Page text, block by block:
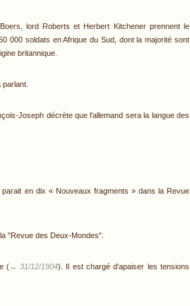
lord Roberts et Herbert Kitchener prennent le
000 soldats en Afrique du Sud, dont la majorité sont
britannique.
Joseph décrète que l'allemand sera la langue des
en dix « Nouveaux fragments » dans la Revue
"Revue des Deux-Mondes".
(→ 31/12/1904). Il est chargé d'apaiser les tensions